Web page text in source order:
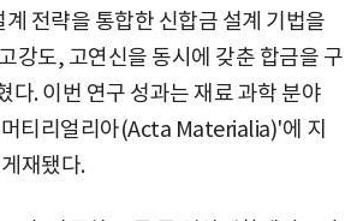
전략을 통합한 신합금 설계 기법을
강도, 고연신을 동시에 갖춘 합금을 구
다. 이번 연구 성과는 재료 과학 분야
티리얼리아(Acta Materialia)'에 지
재됐다.